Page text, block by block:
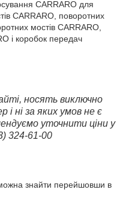
CARRARO для
CARRARO, поворотних
мостів CARRARO,
і коробок передач
носять виключно
ні за яких умов не є
уточнити ціни у
324-61-00
знайти перейшовши в